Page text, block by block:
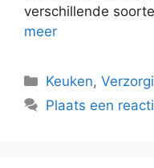
verschillende
meer
Categorieën
Keuken,
Plaats een